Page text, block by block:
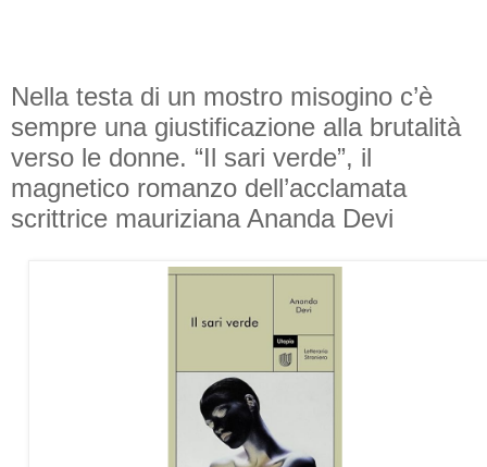
Nella testa di un mostro misogino c’è
sempre una giustificazione alla brutalità
verso le donne. “Il sari verde”, il
magnetico romanzo dell’acclamata
scrittrice mauriziana Ananda Devi